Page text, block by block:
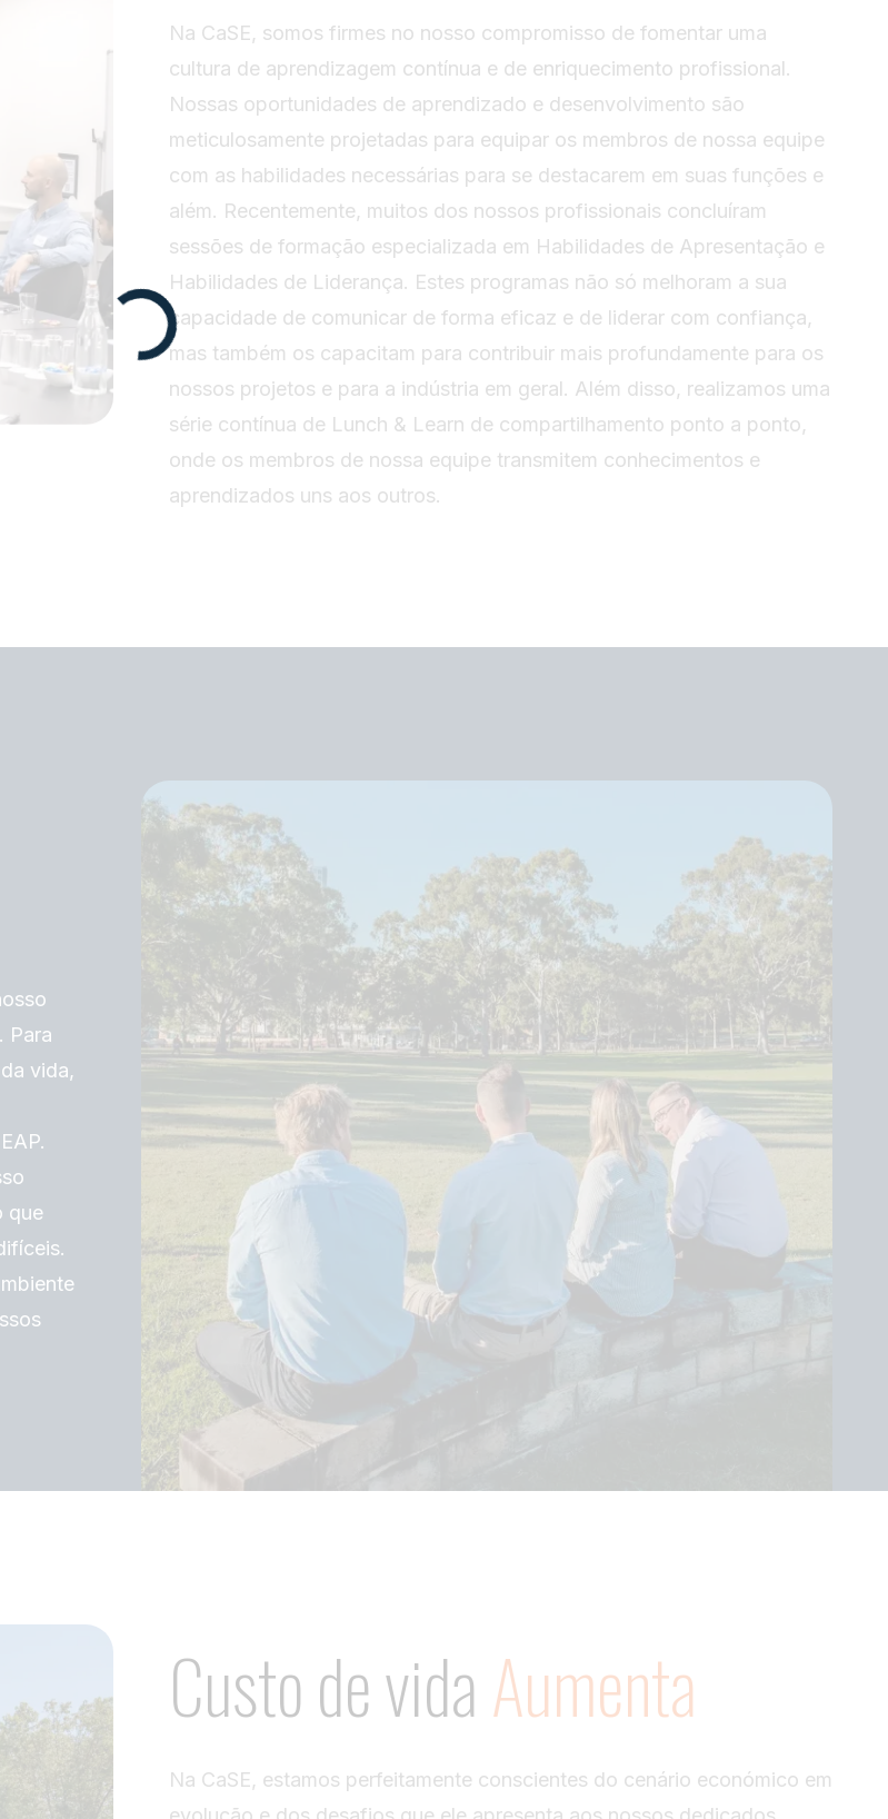
Na CaSE, somos firmes no nosso compromisso de fomentar uma
cultura de aprendizagem contínua e de enriquecimento profissional.
Nossas oportunidades de aprendizado e desenvolvimento são
meticulosamente projetadas para equipar os membros de nossa equipe
com as habilidades necessárias para se destacarem em suas funções e
além. Recentemente, muitos dos nossos profissionais concluíram
sessões de formação especializada em Habilidades de Apresentação e
Habilidades de Liderança. Estes programas não só melhoram a sua
capacidade de comunicar de forma eficaz e de liderar com confiança,
mas também os capacitam para contribuir mais profundamente para os
nossos projetos e para a indústria em geral. Além disso, realizamos uma
série contínua de Lunch & Learn de compartilhamento ponto a ponto,
onde os membros de nossa equipe transmitem conhecimentos e
aprendizados uns aos outros.
Para
vida,
que
Custo de vidaAumenta
Na CaSE, estamos perfeitamente conscientes do cenário económico em